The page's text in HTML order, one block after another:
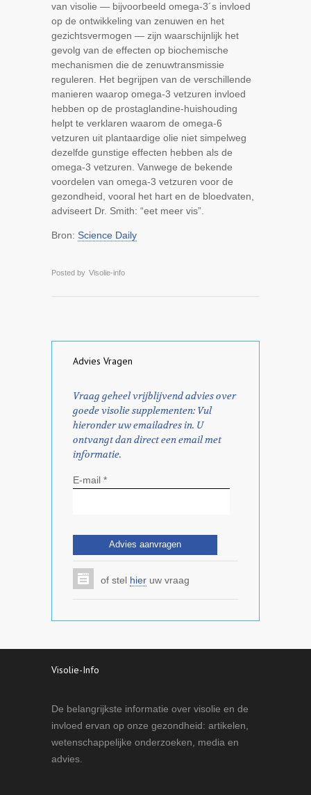
van visolie — bijvoorbeeld omega-3´s invloed
op de ontwikkeling van zenuwen en het
gezichtsvermogen — zijn waarschijnlijk het
gevolg van de effecten op biochemische
mechanismen die de zenuwtransmissie
reguleren. Het begrijpen van de verschillende
manieren waarop omega-3 vetzuren invloed
hebben op de prostaglandine-huishouding
helpt te verklaren waarom de omega-6
vetzuren uit plantaardige olie niet simpelweg
dezelfde gunstige effecten hebben als de
omega-3 vetzuren. Vanwege de bekende
voordelen van omega-3 vetzuren voor de
gezondheid, vooral het hart en de bloedvaten,
adviseert Dr. Smith: “eet meer vis”.
Bron: Science Daily
Posted by Visolie-info
Advies Vragen
Vraag geheel vrijblijvend advies over
goede visolie supplementen: Vul
hieronder uw emailadres in. U
ontvangt dan direct een email met
informatie.
E-mail *
of stel hier uw vraag
Visolie-Info
De belangrijkste informatie over visolie en de
invloed ervan op onze gezondheid: artikelen,
wetenschappelijke onderzoeken, media en
advies.